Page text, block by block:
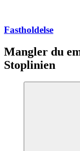
Fastholdelse
Mangler du
Stoplinien